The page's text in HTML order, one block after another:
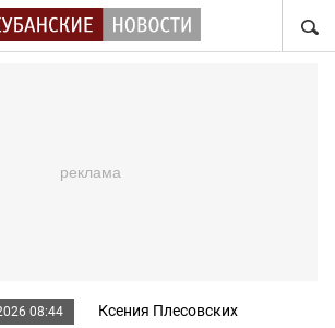
08:44 Ксения Плесовских